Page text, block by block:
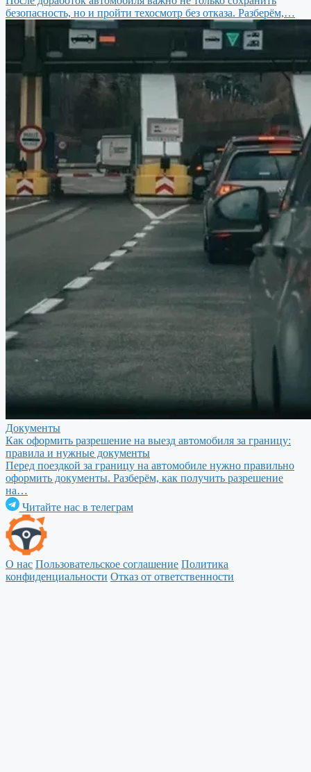
безопасность, но и пройти техосмотр без отказа. Разберём,…
Документы
Как оформить разрешение на выезд автомобиля за границу:
правила и нужные документы
Перед поездкой за границу на автомобиле нужно правильно
оформить документы. Разберём, как получить разрешение
на…
Читайте нас в телеграм
О нас Пользовательское соглашение Политика
конфиденциальности Отказ от ответственности